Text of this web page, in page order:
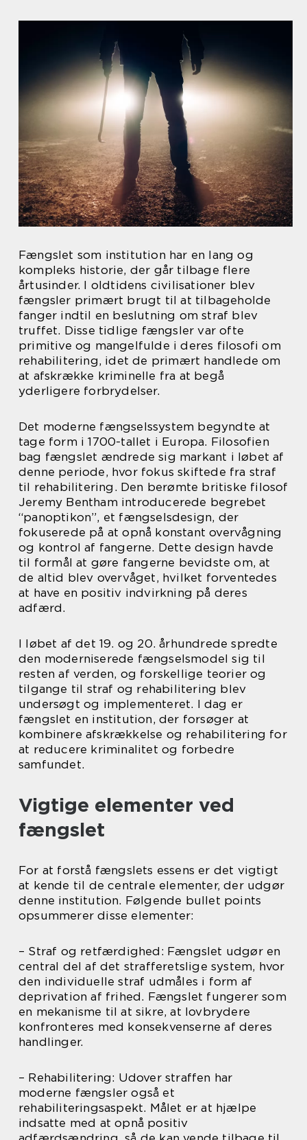
Fængslet som institution har en lang og
kompleks historie, der går tilbage flere
årtusinder. I oldtidens civilisationer blev
fængsler primært brugt til at tilbageholde
fanger indtil en beslutning om straf blev
truffet. Disse tidlige fængsler var ofte
primitive og mangelfulde i deres filosofi om
rehabilitering, idet de primært handlede om
at afskrække kriminelle fra at begå
yderligere forbrydelser.
Det moderne fængselssystem begyndte at
tage form i 1700-tallet i Europa. Filosofien
bag fængslet ændrede sig markant i løbet af
denne periode, hvor fokus skiftede fra straf
til rehabilitering. Den berømte britiske filosof
Jeremy Bentham introducerede begrebet
“panoptikon”, et fængselsdesign, der
fokuserede på at opnå konstant overvågning
og kontrol af fangerne. Dette design havde
til formål at gøre fangerne bevidste om, at
de altid blev overvåget, hvilket forventedes
at have en positiv indvirkning på deres
adfærd.
I løbet af det 19. og 20. århundrede spredte
den moderniserede fængselsmodel sig til
resten af verden, og forskellige teorier og
tilgange til straf og rehabilitering blev
undersøgt og implementeret. I dag er
fængslet en institution, der forsøger at
kombinere afskrækkelse og rehabilitering for
at reducere kriminalitet og forbedre
samfundet.
Vigtige elementer ved
fængslet
For at forstå fængslets essens er det vigtigt
at kende til de centrale elementer, der udgør
denne institution. Følgende bullet points
opsummerer disse elementer:
– Straf og retfærdighed: Fængslet udgør en
central del af det strafferetslige system, hvor
den individuelle straf udmåles i form af
deprivation af frihed. Fængslet fungerer som
en mekanisme til at sikre, at lovbrydere
konfronteres med konsekvenserne af deres
handlinger.
– Rehabilitering: Udover straffen har
moderne fængsler også et
rehabiliteringsaspekt. Målet er at hjælpe
indsatte med at opnå positiv